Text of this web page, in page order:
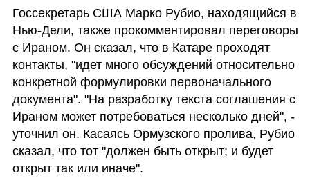
Госсекретарь США Марко Рубио, находящийся в
Нью-Дели, также прокомментировал переговоры
с Ираном. Он сказал, что в Катаре проходят
контакты, "идет много обсуждений относительно
конкретной формулировки первоначального
документа". "На разработку текста соглашения с
Ираном может потребоваться несколько дней", -
уточнил он. Касаясь Ормузского пролива, Рубио
сказал, что тот "должен быть открыт; и будет
открыт так или иначе".